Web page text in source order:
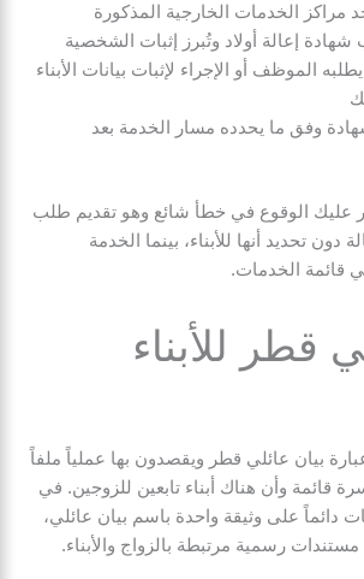
مراكز الخدمات الخارجية المذكورة
إعالة أولاد وتُبرز إثبات الشخصية
الموظف أو الإجراء لإثبات بيانات الأبناء
وفق ما يحدده مسار الخدمة بعد
عليك الوقوع في خطأ شائع وهو تقديم طلب
تحديد أنها للأبناء، بينما الخدمة
قائمة الخدمات.
قطر للأبناء
بيان عائلي قطر ويقصدون بها عملياً ملفاً
قائمة وأن هناك أبناء تابعين للزوجين. في
دائماً على وثيقة واحدة باسم بيان عائلي،
رسمية مرتبطة بالزواج والأبناء.